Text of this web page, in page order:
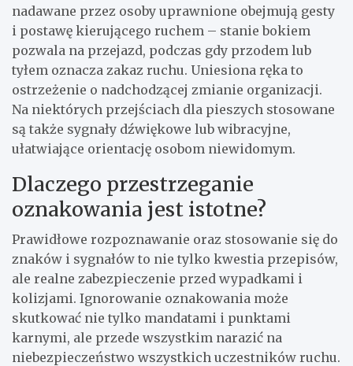
nadawane przez osoby uprawnione obejmują gesty
i postawę kierującego ruchem – stanie bokiem
pozwala na przejazd, podczas gdy przodem lub
tyłem oznacza zakaz ruchu. Uniesiona ręka to
ostrzeżenie o nadchodzącej zmianie organizacji.
Na niektórych przejściach dla pieszych stosowane
są także sygnały dźwiękowe lub wibracyjne,
ułatwiające orientację osobom niewidomym.
Dlaczego przestrzeganie
oznakowania jest istotne?
Prawidłowe rozpoznawanie oraz stosowanie się do
znaków i sygnałów to nie tylko kwestia przepisów,
ale realne zabezpieczenie przed wypadkami i
kolizjami. Ignorowanie oznakowania może
skutkować nie tylko mandatami i punktami
karnymi, ale przede wszystkim narazić na
niebezpieczeństwo wszystkich uczestników ruchu.